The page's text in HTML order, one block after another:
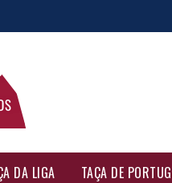
DA LIGA TAÇA DE